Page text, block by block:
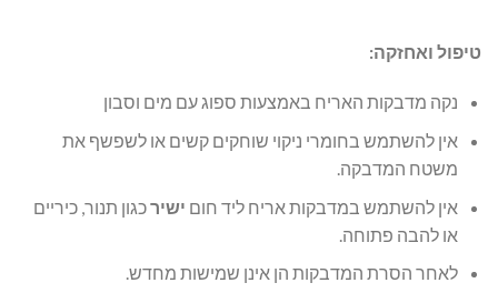
טיפול ואחזקה:
נקה מדבקות האריח באמצעות ספוג עם מים וסבון
אין להשתמש בחומרי ניקוי שוחקים קשים או לשפשף את
משטח המדבקה.
אין להשתמש במדבקות אריח ליד חום ישירכגון תנור, כיריים
או להבה פתוחה.
לאחר הסרת המדבקות הן אינן שמישות מחדש.